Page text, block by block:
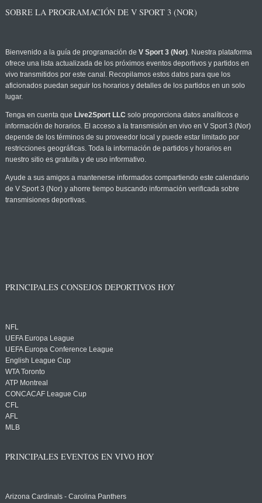
SOBRE LA PROGRAMACIÓN DE V SPORT 3 (NOR)
Bienvenido a la guía de programación de V Sport 3 (Nor). Nuestra plataforma
ofrece una lista actualizada de los próximos eventos deportivos y partidos en
vivo transmitidos por este canal. Recopilamos estos datos para que los
aficionados puedan seguir los horarios y detalles de los partidos en un solo
lugar.
Tenga en cuenta que Live2Sport LLC solo proporciona datos analíticos e
información de horarios. El acceso a la transmisión en vivo en V Sport 3 (Nor)
depende de los términos de su proveedor local y puede estar limitado por
restricciones geográficas. Toda la información de partidos y horarios en
nuestro sitio es gratuita y de uso informativo.
Ayude a sus amigos a mantenerse informados compartiendo este calendario
de V Sport 3 (Nor) y ahorre tiempo buscando información verificada sobre
transmisiones deportivas.
PRINCIPALES CONSEJOS DEPORTIVOS HOY
NFL
UEFA Europa League
UEFA Europa Conference League
English League Cup
WTA Toronto
ATP Montreal
CONCACAF League Cup
CFL
AFL
MLB
PRINCIPALES EVENTOS EN VIVO HOY
Arizona Cardinals - Carolina Panthers